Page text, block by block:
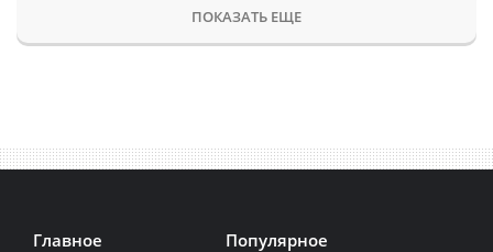
ПОКАЗАТЬ ЕЩЕ
Главное Популярное